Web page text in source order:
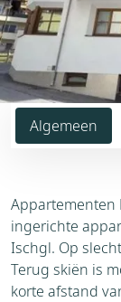
Algemeen
Appartementen
ingerichte
Ischgl. Op
Terug skiën is
korte afstand